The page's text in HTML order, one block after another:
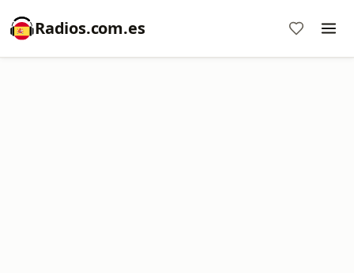
Radios.com.es